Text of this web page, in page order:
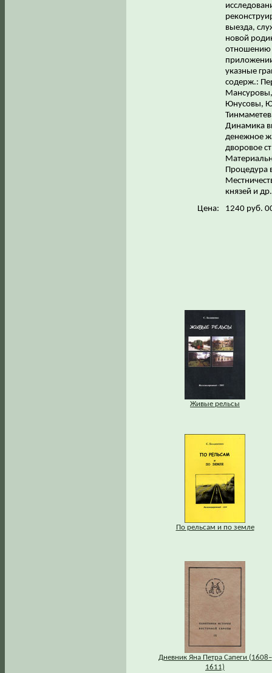
выезда,
новой
отношению
указные
содерж.:
Юнусовы,
Динамика
денежное
дворовое
Процедура
князей и
Цена:
1240 руб.
Живые рельсы
По рельсам и по земле
Дневник Яна Петра Сапеги (1608–
1611)